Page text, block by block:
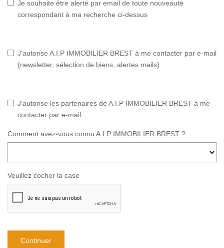
Je souhaite être alerté par email de toute nouveauté
correspondant à ma recherche ci-dessus
J'autorise A.I.P IMMOBILIER BREST à me contacter par e-mail
(newsletter, sélection de biens, alertes mails)
J'autorise les partenaires de A.I.P IMMOBILIER BREST à me
contacter par e-mail.
Comment avez-vous connu A.I.P IMMOBILIER BREST ?
Veuillez cocher la case
Continuer